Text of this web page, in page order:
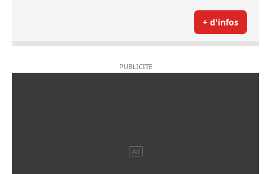
+ d'infos